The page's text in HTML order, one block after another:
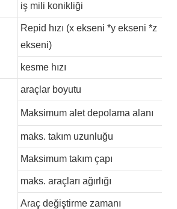
iş mili konikliği
Repid hızı (x ekseni *y ekseni *z
ekseni)
kesme hızı
araçlar boyutu
Maksimum alet depolama alanı
maks. takım uzunluğu
Maksimum takım çapı
maks. araçları ağırlığı
Araç değiştirme zamanı